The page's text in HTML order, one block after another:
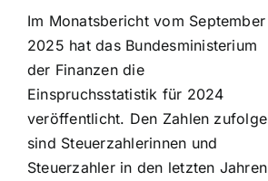
Im Monatsbericht vom September
2025 hat das Bundesministerium
der Finanzen die
Einspruchsstatistik für 2024
veröffentlicht. Den Zahlen zufolge
sind Steuerzahlerinnen und
Steuerzahler in den letzten Jahren